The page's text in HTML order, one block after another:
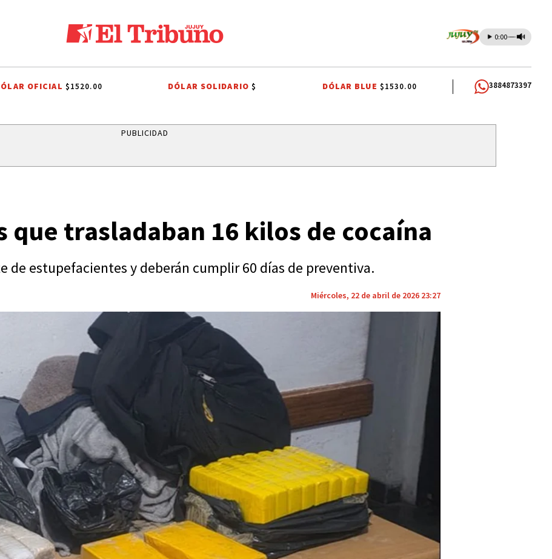
0:00
OFICIAL $1520.00 DÓLAR SOLIDARIO$ DÓLAR BLUE $1530.00 3884873397
PUBLICIDAD
que trasladaban 16 kilos de cocaína
de estupefacientes y deberán cumplir 60 días de preventiva.
Miércoles, 22 de abril de 2026 23:27